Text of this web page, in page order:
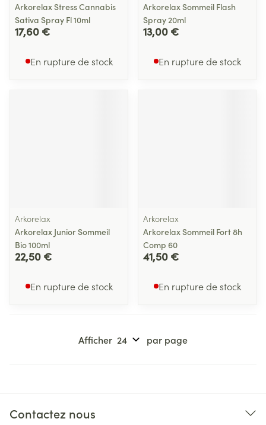
Arkorelax Stress Cannabis
Sativa Spray Fl 10ml
17,60 €
En rupture de stock
Arkorelax Sommeil Flash
Spray 20ml
13,00 €
En rupture de stock
Arkorelax
Arkorelax Junior Sommeil
Bio 100ml
22,50 €
En rupture de stock
Arkorelax
Arkorelax Sommeil Fort 8h
Comp 60
41,50 €
En rupture de stock
Afficher par page
Contactez nous